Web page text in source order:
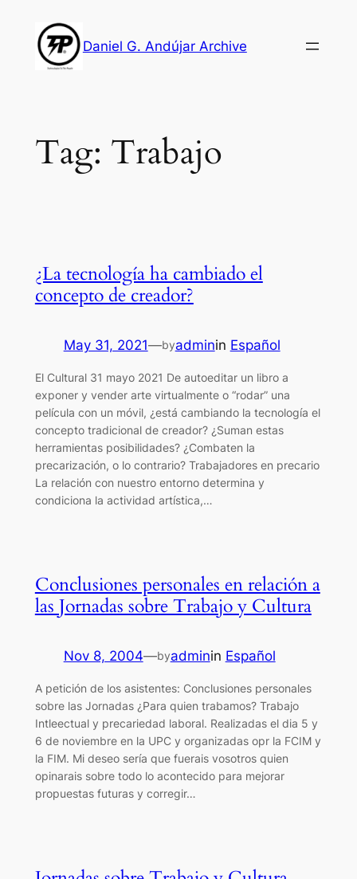
content
Daniel G. Andújar Archive
Tag: Trabajo
¿La tecnología ha cambiado el
concepto de creador?
May 31, 2021—byadminin Español
El Cultural 31 mayo 2021 De autoeditar un libro a
exponer y vender arte virtualmente o “rodar” una
película con un móvil, ¿está cambiando la tecnología el
concepto tradicional de creador? ¿Suman estas
herramientas posibilidades? ¿Combaten la
precarización, o lo contrario? Trabajadores en precario
La relación con nuestro entorno determina y
condiciona la actividad artística,…
Conclusiones personales en relación a
las Jornadas sobre Trabajo y Cultura
Nov 8, 2004—byadminin Español
A petición de los asistentes: Conclusiones personales
sobre las Jornadas ¿Para quien trabamos? Trabajo
Intleectual y precariedad laboral. Realizadas el dia 5 y
6 de noviembre en la UPC y organizadas opr la FCIM y
la FIM. Mi deseo sería que fuerais vosotros quien
opinarais sobre todo lo acontecido para mejorar
propuestas futuras y corregir…